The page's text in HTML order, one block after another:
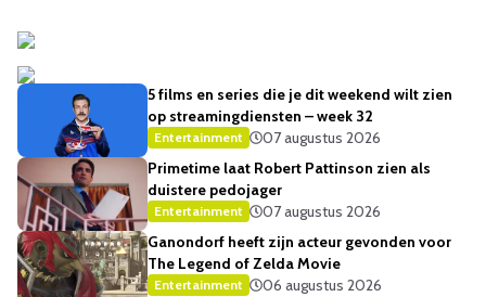
5 films en series die je dit weekend wilt zien
op streamingdiensten – week 32
Entertainment
07 augustus 2026
Primetime laat Robert Pattinson zien als
duistere pedojager
Entertainment
07 augustus 2026
Ganondorf heeft zijn acteur gevonden voor
The Legend of Zelda Movie
Entertainment
06 augustus 2026